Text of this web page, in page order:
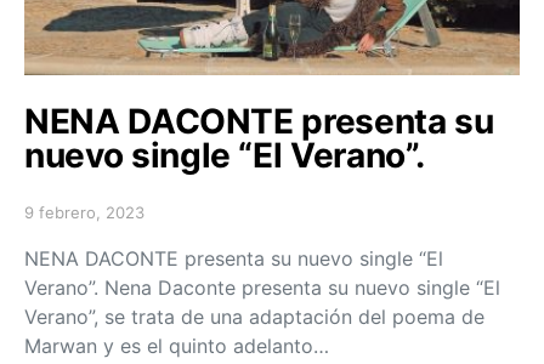
NENA DACONTE presenta su
nuevo single “El Verano”.
Posted on
9 febrero, 2023
NENA DACONTE presenta su nuevo single “El
Verano”. Nena Daconte presenta su nuevo single “El
Verano”, se trata de una adaptación del poema de
Marwan y es el quinto adelanto…